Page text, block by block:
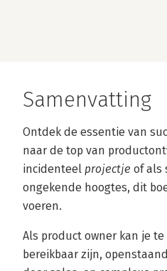
Samenvatting
Ontdek de essentie van
naar de top van
incidenteel projectje of als
ongekende hoogtes, dit
voeren.
Als product owner kan je
bereikbaar zijn,